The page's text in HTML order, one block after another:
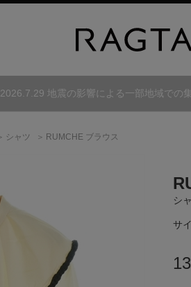
2026.7.29 地震の影響による一部地域での
シャツ RUMCHE ブラウス
シ
サ